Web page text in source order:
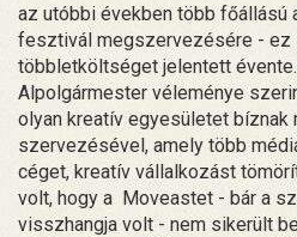
az utóbbi években több főállású
fesztivál megszervezésére - ez
többletköltséget jelentett
Alpolgármester véleménye
olyan kreatív egyesületet
szervezésével, amely több
céget, kreatív vállalkozást
volt, hogy a Moveastet - bár a
visszhangja volt - nem sikerült